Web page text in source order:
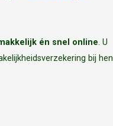
én snel online. U
bij hen